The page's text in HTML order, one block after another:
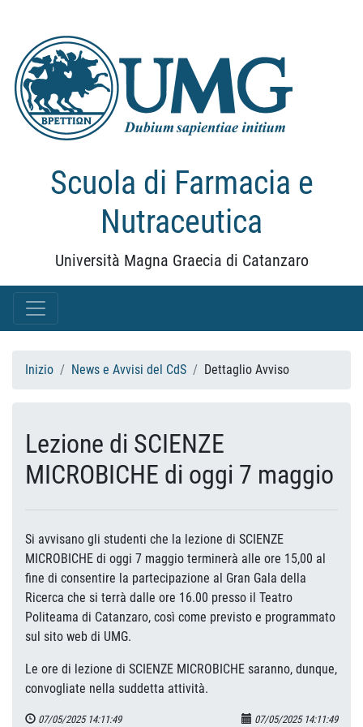
Scuola di Farmacia e
Nutraceutica
Università Magna Graecia di Catanzaro
Inizio News e Avvisi del CdS Dettaglio Avviso
Lezione di SCIENZE
MICROBICHE di oggi 7 maggio
Si avvisano gli studenti che la lezione di SCIENZE
MICROBICHE di oggi 7 maggio terminerà alle ore 15,00 al
fine di consentire la partecipazione al Gran Gala della
Ricerca che si terrà dalle ore 16.00 presso il Teatro
Politeama di Catanzaro, così come previsto e programmato
sul sito web di UMG.
Le ore di lezione di SCIENZE MICROBICHE saranno, dunque,
convogliate nella suddetta attività.
07/05/2025 14:11:49 07/05/2025 14:11:49